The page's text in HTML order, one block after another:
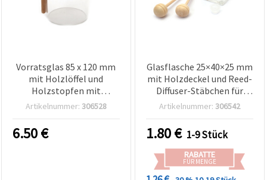
Vorratsglas 85 x 120 mm
mit Holzlöffel und
Holzstopfen mit
Dichtung – Dekoglas für
Artikelnummer: 306528
6.50€
Glasflasche 25×40×25 mm
mit Holzdeckel und Reed-
Diffuser-Stäbchen für
Raumduft – DIY
Artikelnummer: 306542
1.80€ 1-9 Stück
RABATTE
FÜR MENGE